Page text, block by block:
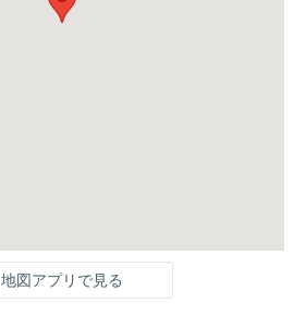
地図アプリで見る